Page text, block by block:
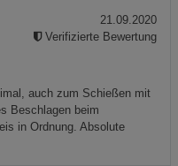
auch zum Schießen mit
Beschlagen beim
in Ordnung. Absolute
21.09.2020
Verifizierte Bewertung